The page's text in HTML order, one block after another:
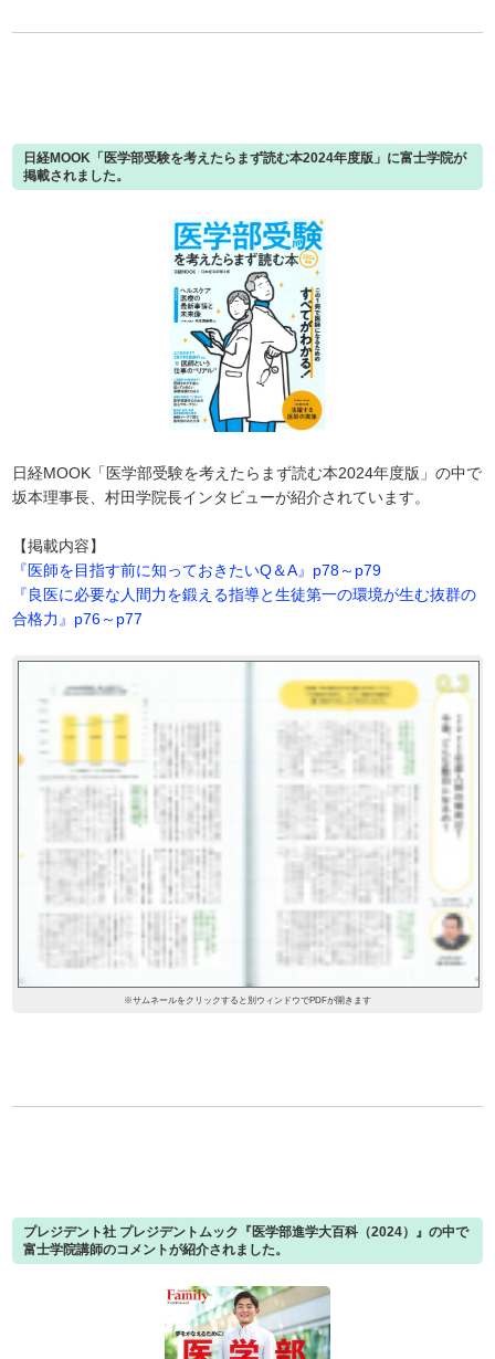
日経MOOK「医学部受験を考えたらまず読む本2024年度版」に富士学院が
掲載されました。
日経MOOK「医学部受験を考えたらまず読む本2024年度版」の中で
坂本理事長、村田学院長インタビューが紹介されています。
【掲載内容】
『医師を目指す前に知っておきたいQ＆A』p78～p79
『良医に必要な人間力を鍛える指導と生徒第一の環境が生む抜群の
合格力』p76～p77
※サムネールをクリックすると別ウィンドウでPDFが開きます
プレジデント社 プレジデントムック『医学部進学大百科（2024）』の中で
富士学院講師のコメントが紹介されました。